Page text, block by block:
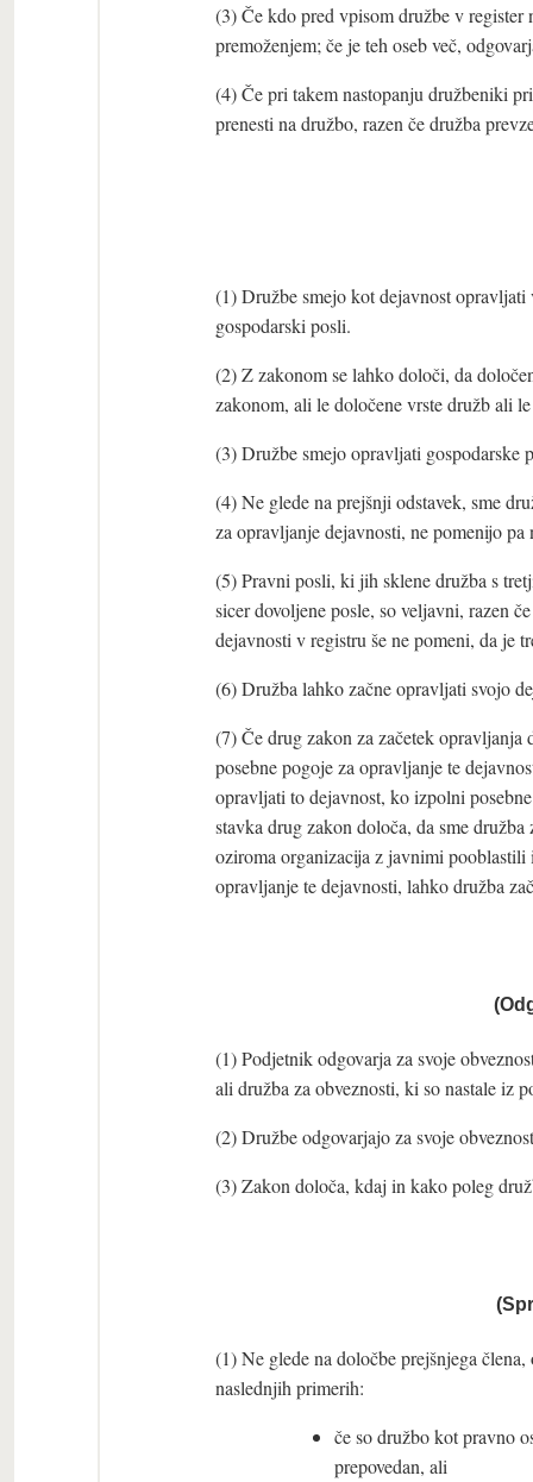
(3) Če kdo pred vpisom družbe v register
premoženjem; če je teh oseb več,
(4) Če pri takem nastopanju družbeniki
prenesti na družbo, razen če družba
(1) Družbe smejo kot dejavnost
gospodarski posli.
(2) Z zakonom se lahko določi, da
zakonom, ali le določene vrste družb ali
(3) Družbe smejo opravljati gospodarske
(4) Ne glede na prejšnji odstavek, sme
za opravljanje dejavnosti, ne pomenijo
(5) Pravni posli, ki jih sklene družba s
sicer dovoljene posle, so veljavni, razen
dejavnosti v registru še ne pomeni, da je
(6) Družba lahko začne opravljati svojo
(7) Če drug zakon za začetek opravljanja
posebne pogoje za opravljanje te
opravljati to dejavnost, ko izpolni
stavka drug zakon določa, da sme
oziroma organizacija z javnimi
opravljanje te dejavnosti, lahko družba
(1) Podjetnik odgovarja za svoje
ali družba za obveznosti, ki so nastale iz
(2) Družbe odgovarjajo za svoje
(3) Zakon določa, kdaj in kako poleg
(1) Ne glede na določbe prejšnjega
naslednjih primerih:
če so družbo kot pravno
prepovedan, ali